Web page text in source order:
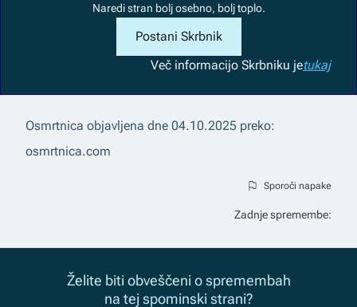
Naredi stran bolj osebno, bolj toplo.
Postani Skrbnik
Več informacijo Skrbniku jetukaj
Osmrtnica objavljena dne 04.10.2025 preko:
osmrtnica.com
Sporoči napake
Zadnje spremembe:
Želite biti obveščeni o spremembah
na tej spominski strani?